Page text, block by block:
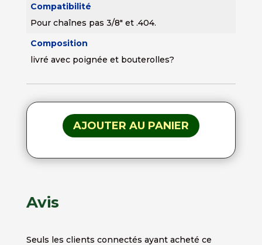
Compatibilité
Pour chaînes pas 3/8" et .404.
Composition
livré avec poignée et bouterolles?
AJOUTER AU PANIER
Avis
Seuls les clients connectés ayant acheté ce